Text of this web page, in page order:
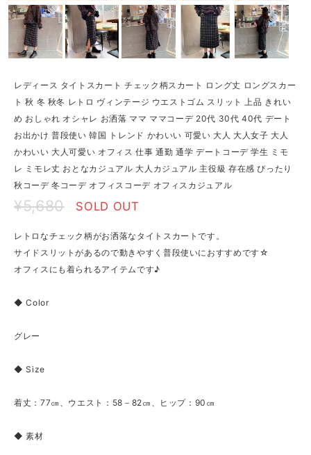
レディース タイトスカート チェック柄スカート ロング丈 ロングスカー
ト 秋 冬 秋冬 レトロ ヴィンテージ ウエストゴム スリット 上品 きれい
め おしゃれ オシャレ お洒落 ママ ママコーデ 20代 30代 40代 デート
お出かけ 普段使い 韓国 トレンド かわいい 可愛い 大人 大人女子 大人
かわいい 大人可愛い オフィス 仕事 通勤 通学 デートコーデ 学生 ミモ
レ ミモレ丈 おとなカジュアル 大人カジュアル 主役級 存在感 ぴったり
秋コーデ 冬コーデ オフィスコーデ オフィスカジュアル
¥5,680 SOLD OUT
レトロなチェック柄がお洒落なタイトスカートです。
サイドスリットがあるので動きやすく普段使いにおすすめです☆
オフィスにも着られるアイテムです♪
◆ Color
グレー
◆ Size
着丈：77㎝、ウエスト：58－82㎝、ヒップ：90㎝
◆ 素材